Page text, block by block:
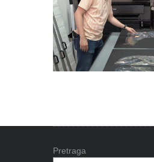
Pretraga